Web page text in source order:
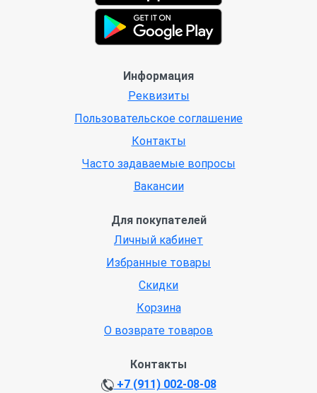
Информация
Реквизиты
Пользовательское соглашение
Контакты
Часто задаваемые вопросы
Вакансии
Для покупателей
Личный кабинет
Избранные товары
Скидки
Корзина
О возврате товаров
Контакты
+7 (911) 002-08-08